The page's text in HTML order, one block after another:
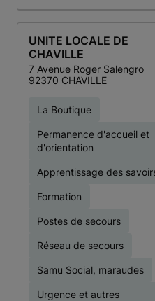
UNITE LOCALE DE
CHAVILLE
7 Avenue Roger Salengro
92370 CHAVILLE
La Boutique
Permanence d'accueil et
d'orientation
Apprentissage des
Formation
Postes de secours
Réseau de secours
Samu Social, maraudes
Urgence et autres